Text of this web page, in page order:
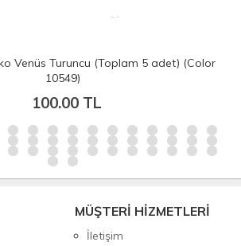
Venüs Turuncu (Toplam 5 adet) (Color
10549)
100.00 TL
MÜŞTERİ HİZMETLERİ
İletişim